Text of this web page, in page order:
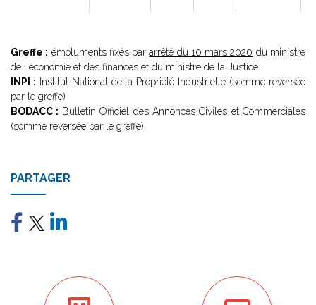
Greffe : émoluments fixés pararrêté du 10 mars 2020 du ministre
de l'économie et des finances et du ministre de la Justice
INPI : Institut National de la Propriété Industrielle (somme reversée
par le greffe)
BODACC : Bulletin Officiel des Annonces Civiles et Commerciales
(somme reversée par le greffe)
PARTAGER